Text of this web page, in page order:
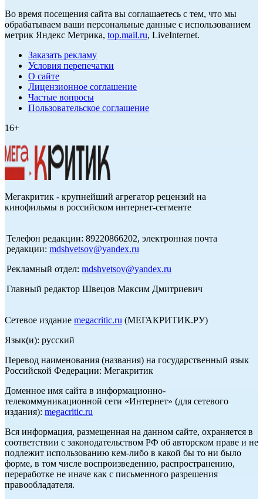
Во время посещения сайта вы соглашаетесь с тем, что мы
обрабатываем ваши персональные данные с использованием
метрик Яндекс Метрика, top.mail.ru, LiveInternet.
Заказать рекламу
Условия перепечатки
О сайте
Лицензионное соглашение
Частые вопросы
Пользовательское соглашение
16+
Мегакритик - крупнейший агрегатор рецензий на
кинофильмы в российском интернет-сегменте
Телефон редакции: 89220866202, электронная почта
редакции: mdshvetsov@yandex.ru
Рекламный отдел: mdshvetsov@yandex.ru
Главный редактор Швецов Максим Дмитриевич
Сетевое издание megacritic.ru (МЕГАКРИТИК.РУ)
Язык(и): русский
Перевод наименования (названия) на государственный язык
Российской Федерации: Мегакритик
Доменное имя сайта в информационно-
телекоммуникационной сети «Интернет» (для сетевого
издания): megacritic.ru
Вся информация, размещенная на данном сайте, охраняется в
соответствии с законодательством РФ об авторском праве и не
подлежит использованию кем-либо в какой бы то ни было
форме, в том числе воспроизведению, распространению,
переработке не иначе как с письменного разрешения
правообладателя.